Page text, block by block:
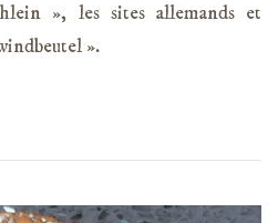
», les sites allemands et
».